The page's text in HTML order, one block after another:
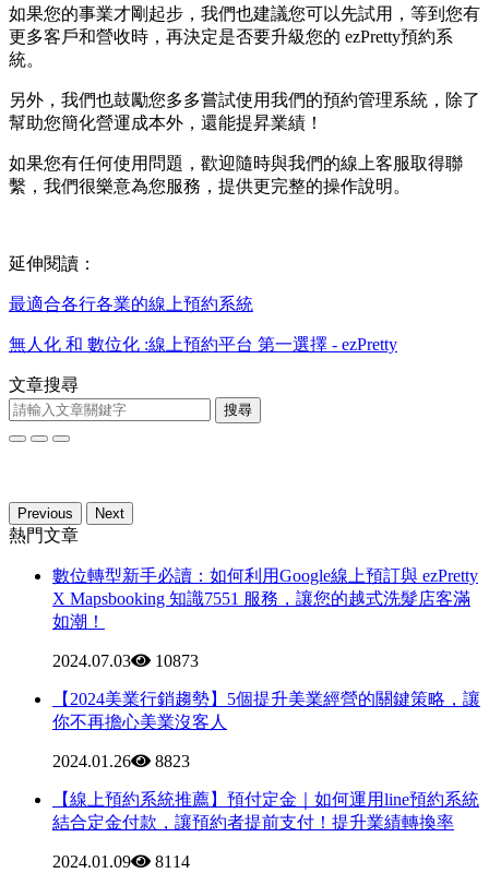
如果您的事業才剛起步，我們也建議您可以先試用，等到您有
更多客戶和營收時，再決定是否要升級您的 ezPretty預約系
統。
另外，我們也鼓勵您多多嘗試使用我們的預約管理系統，除了
幫助您簡化營運成本外，還能提昇業績！
如果您有任何使用問題，歡迎隨時與我們的線上客服取得聯
繫，我們很樂意為您服務，提供更完整的操作說明。
延伸閱讀：
最適合各行各業的線上預約系統
無人化 和 數位化 :線上預約平台 第一選擇 - ezPretty
文章搜尋
搜尋
Previous Next
熱門文章
數位轉型新手必讀：如何利用Google線上預訂與 ezPretty
X Mapsbooking 知識7551 服務，讓您的越式洗髮店客滿
如潮！
2024.07.03 10873
【2024美業行銷趨勢】5個提升美業經營的關鍵策略，讓
你不再擔心美業沒客人
2024.01.26 8823
【線上預約系統推薦】預付定金｜如何運用line預約系統
結合定金付款，讓預約者提前支付！提升業績轉換率
2024.01.09 8114